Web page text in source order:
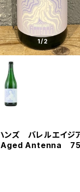
1/2
ハンズ バレルエイ
Aged Antenna